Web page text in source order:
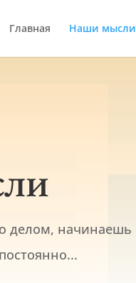
Главная Наши мысли
делом, начинаешь